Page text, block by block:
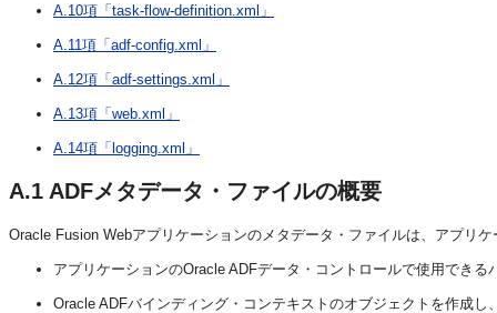
A.10項「task-flow-definition.xml」
A.11項「adf-config.xml」
A.12項「adf-settings.xml」
A.13項「web.xml」
A.14項「logging.xml」
A.1 ADFメタデータ・ファイルの概要
Oracle Fusion Webアプリケーションのメタデータ・ファイルは、アプリ
アプリケーションのOracle ADFデータ・コントロールで使用でき
Oracle ADFバインディング・コンテキストのオブジェクトを作成